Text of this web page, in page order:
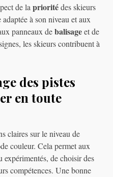
de la prioritédes skieurs
à son niveau et aux
panneaux debalisageet de
les skieurs contribuent à
des pistes
en toute
claires sur le niveau de
couleur. Cela permet aux
expérimentés, de choisir des
compétences. Une bonne